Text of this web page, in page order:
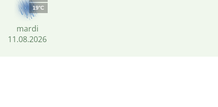
19°C
mardi
11.08.2026